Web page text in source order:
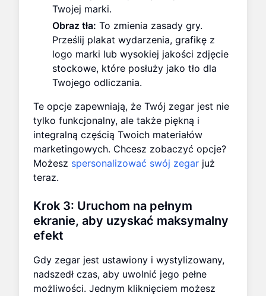
Twojej marki.
Obraz tła: To zmienia zasady gry.
Prześlij plakat wydarzenia, grafikę z
logo marki lub wysokiej jakości zdjęcie
stockowe, które posłuży jako tło dla
Twojego odliczania.
Te opcje zapewniają, że Twój zegar jest nie
tylko funkcjonalny, ale także piękną i
integralną częścią Twoich materiałów
marketingowych. Chcesz zobaczyć opcje?
Możesz spersonalizować swój zegar już
teraz.
Krok 3: Uruchom na pełnym
ekranie, aby uzyskać maksymalny
efekt
Gdy zegar jest ustawiony i wystylizowany,
nadszedł czas, aby uwolnić jego pełne
możliwości. Jednym kliknięciem możesz